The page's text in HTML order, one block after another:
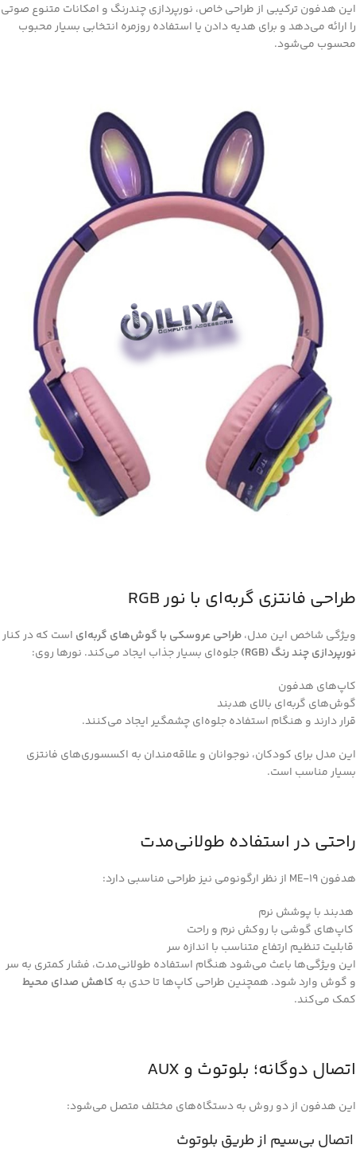
این هدفون ترکیبی از طراحی خاص، نورپردازی چندرنگ و امکانات متنوع صوتی
را ارائه می‌دهد و برای هدیه دادن یا استفاده روزمره انتخابی بسیار محبوب
محسوب می‌شود.
طراحی فانتزی گربه‌ای با نور RGB
ویژگی شاخص این مدل،طراحی عروسکی با گوش‌های گربه‌ای است که در کنار
نورپردازی چند رنگ (RGB)
جلوه‌ای بسیار جذاب ایجاد می‌کند. نورها روی:
کاپ‌های هدفون
گوش‌های گربه‌ای بالای هدبند
قرار دارند و هنگام استفاده جلوه‌ای چشمگیر ایجاد می‌کنند.
این مدل برای کودکان، نوجوانان و علاقه‌مندان به اکسسوری‌های فانتزی
بسیار مناسب است.
راحتی در استفاده طولانی‌مدت
هدفون ME-19 از نظر ارگونومی نیز طراحی مناسبی دارد:
هدبند با پوشش نرم
کاپ‌های گوشی با روکش نرم و راحت
قابلیت تنظیم ارتفاع متناسب با اندازه سر
این ویژگی‌ها باعث می‌شود هنگام استفاده طولانی‌مدت، فشار کمتری به سر
و گوش وارد شود. همچنین طراحی کاپ‌ها تا حدی به کاهش صدای محیط
کمک می‌کند.
اتصال دوگانه؛ بلوتوث و AUX
این هدفون از دو روش به دستگاه‌های مختلف متصل می‌شود:
اتصال بی‌سیم از طریق بلوتوث